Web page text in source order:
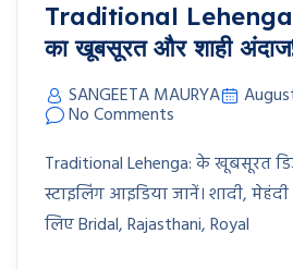
Traditional Lehenga
का खूबसूरत और शाही
SANGEETA MAURYA
No Comments
Traditional Lehenga: के खूबसूरत
स्टाइलिंग आइडिया जानें। शादी,
लिए Bridal, Rajasthani, Royal